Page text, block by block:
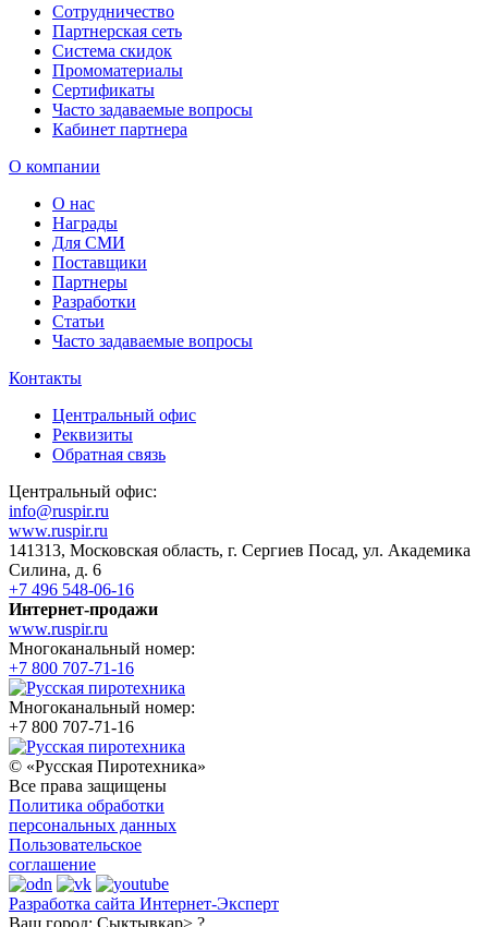
Сотрудничество
Партнерская сеть
Система скидок
Промоматериалы
Сертификаты
Часто задаваемые вопросы
Кабинет партнера
О компании
О нас
Награды
Для СМИ
Поставщики
Партнеры
Разработки
Статьи
Часто задаваемые вопросы
Контакты
Центральный офис
Реквизиты
Обратная связь
Центральный офис:
info@ruspir.ru
www.ruspir.ru
141313, Московская область, г. Сергиев Посад, ул. Академика
Силина, д. 6
+7 496 548-06-16
Интернет-продажи
www.ruspir.ru
Многоканальный номер:
+7 800 707-71-16
Многоканальный номер:
+7 800 707-71-16
© «Русская Пиротехника»
Все права защищены
Политика обработки
персональных данных
Пользовательское
соглашение
Разработка сайта Интернет-Эксперт
Ваш город: Сыктывкар> ?